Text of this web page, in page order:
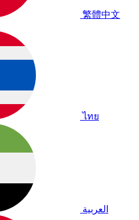
繁體中文
ไทย
العربية